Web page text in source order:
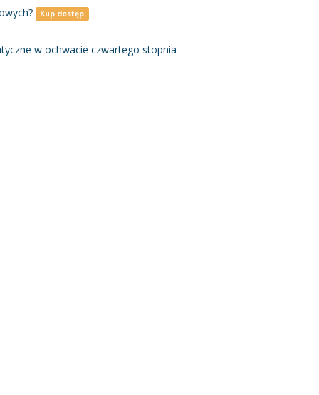
Kup dostęp
w ochwacie czwartego stopnia